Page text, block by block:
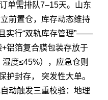
单需排队7–15天。山东
前置仓，库存动态维持
实行“双轨库存管理”——
铝箔复合膜包装存放于
度≤45%），应急仓则
护封存， 突发性大单。
动触发三重校验：地理